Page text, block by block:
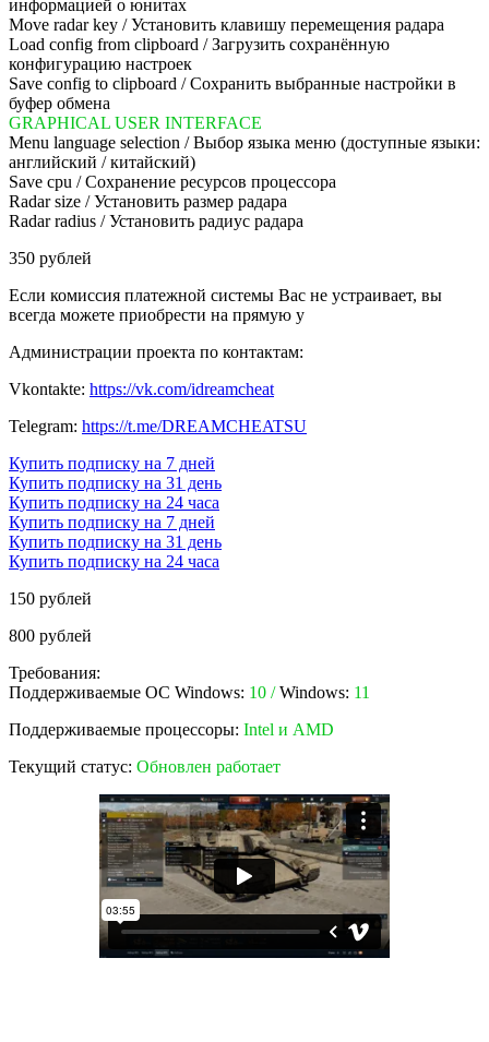
информацией о юнитах
Move radar key / Установить клавишу перемещения радара
Load config from clipboard / Загрузить сохранённую
конфигурацию настроек
Save config to clipboard / Сохранить выбранные настройки в
буфер обмена
GRAPHICAL USER INTERFACE
Menu language selection / Выбор языка меню (доступные языки:
английский / китайский)
Save cpu / Сохранение ресурсов процессора
Radar size / Установить размер радара
Radar radius / Установить радиус радара
350 рублей
Если комиссия платежной системы Вас не устраивает, вы
всегда можете приобрести на прямую у
Администрации проекта по контактам:
Vkontakte: https://vk.com/idreamcheat
Telegram: https://t.me/DREAMCHEATSU
Купить подписку на 7 дней
Купить подписку на 31 день
Купить подписку на 24 часа
Купить подписку на 7 дней
Купить подписку на 31 день
Купить подписку на 24 часа
150 рублей
800 рублей
Требования:
Поддерживаемые ОС Windows: 10 /Windows: 11
Поддерживаемые процессоры: Intel и AMD
Текущий статус: Обновлен работает